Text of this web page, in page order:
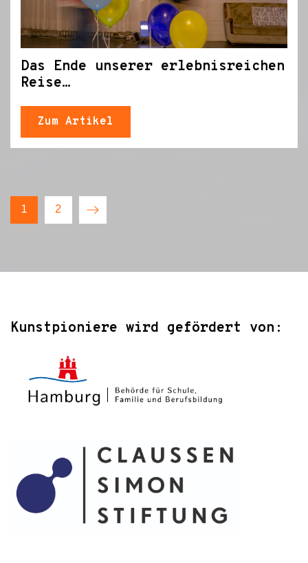
Das Ende unserer erlebnisreichen
Reise…
Zum Artikel
1 2
Kunstpioniere wird gefördert von: